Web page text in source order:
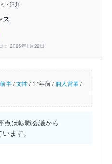
・評判
ス
： 2026年1月22日
半/女性/17年前 / 個人営業/
点は転職会議から
ます。